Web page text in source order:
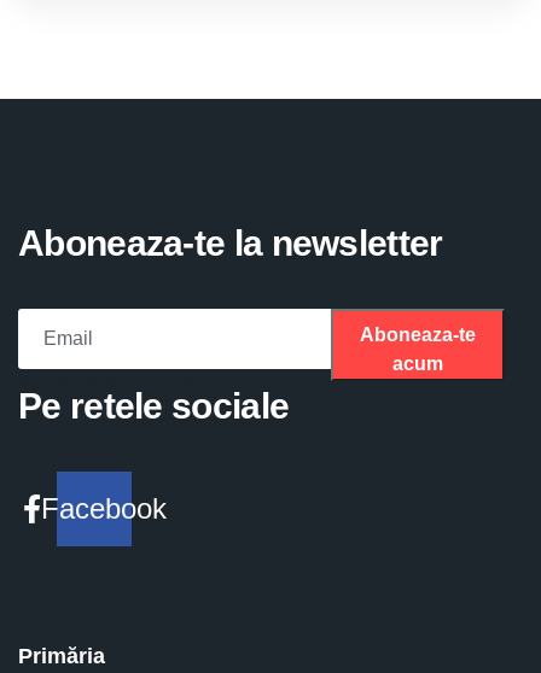
Aboneaza-te la newsletter
Aboneaza-te
acum
Pe retele sociale
Facebook
Primăria